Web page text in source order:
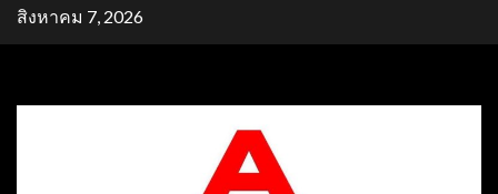
Skipสิงหาคม 7, 2026